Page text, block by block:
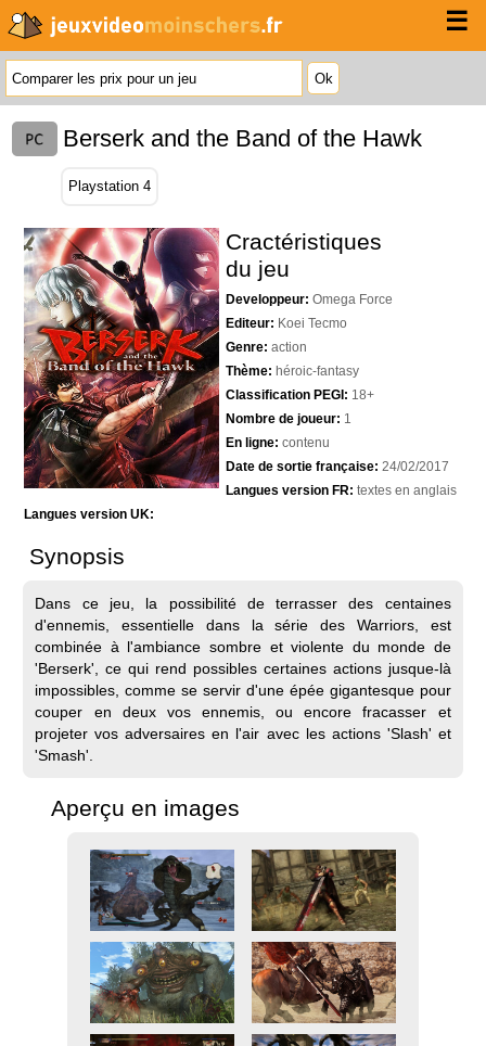
☰
Berserk and the Band of the Hawk
Playstation 4
Cractéristiques
du jeu
Developpeur: Omega Force
Editeur: Koei Tecmo
Genre: action
Thème: héroic-fantasy
Classification PEGI: 18+
Nombre de joueur: 1
En ligne: contenu
Date de sortie française: 24/02/2017
Langues version FR: textes en anglais
Langues version UK:
Synopsis
Dans ce jeu, la possibilité de terrasser des centaines
d'ennemis, essentielle dans la série des Warriors, est
combinée à l'ambiance sombre et violente du monde de
'Berserk', ce qui rend possibles certaines actions jusque-là
impossibles, comme se servir d'une épée gigantesque pour
couper en deux vos ennemis, ou encore fracasser et
projeter vos adversaires en l'air avec les actions 'Slash' et
'Smash'.
Aperçu en images